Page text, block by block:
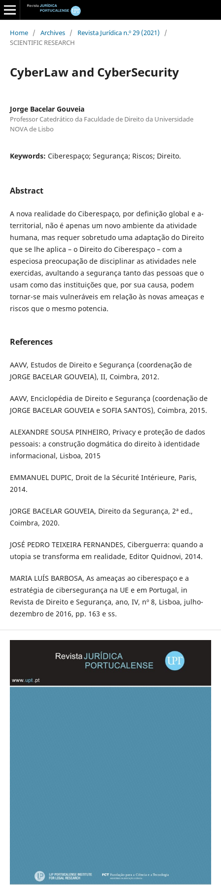
Home / Archives / Revista Jurídica n.º 29 (2021)
/
SCIENTIFIC RESEARCH
CyberLaw and CyberSecurity
Jorge Bacelar Gouveia
Professor Catedrático da Faculdade de Direito da Universidade
NOVA de Lisbo
Keywords: Ciberespaço; Segurança; Riscos; Direito.
Abstract
A nova realidade do Ciberespaço, por definição global e a-
territorial, não é apenas um novo ambiente da atividade
humana, mas requer sobretudo uma adaptação do Direito
que se lhe aplica – o Direito do Ciberespaço – com a
especiosa preocupação de disciplinar as atividades nele
exercidas, avultando a segurança tanto das pessoas que o
usam como das instituições que, por sua causa, podem
tornar-se mais vulneráveis em relação às novas ameaças e
riscos que o mesmo potencia.
References
AAVV, Estudos de Direito e Segurança (coordenação de
JORGE BACELAR GOUVEIA), II, Coimbra, 2012.
AAVV, Enciclopédia de Direito e Segurança (coordenação de
JORGE BACELAR GOUVEIA e SOFIA SANTOS), Coimbra, 2015.
ALEXANDRE SOUSA PINHEIRO, Privacy e proteção de dados
pessoais: a construção dogmática do direito à identidade
informacional, Lisboa, 2015
EMMANUEL DUPIC, Droit de la Sécurité Intérieure, Paris,
2014.
JORGE BACELAR GOUVEIA, Direito da Segurança, 2ª ed.,
Coimbra, 2020.
JOSÉ PEDRO TEIXEIRA FERNANDES, Ciberguerra: quando a
utopia se transforma em realidade, Editor Quidnovi, 2014.
MARIA LUÍS BARBOSA, As ameaças ao ciberespaço e a
estratégia de cibersegurança na UE e em Portugal, in
Revista de Direito e Segurança, ano, IV, nº 8, Lisboa, julho-
dezembro de 2016, pp. 163 e ss.